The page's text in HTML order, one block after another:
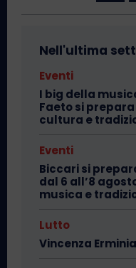
Nell'ultima
Eventi
I big della
Faeto si
cultura e
Eventi
Biccari si
dal 6 all’8
musica e
Lutto
Vincenza